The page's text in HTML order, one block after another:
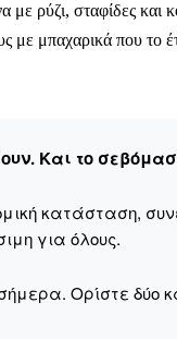
σε δύσκολη
προσβάσιμη για
λιγότερο από
με ρύζι, σταφίδες και
με μπαχαρικά που
Και το
κατάσταση,
για όλους.
Ορίστε δύο